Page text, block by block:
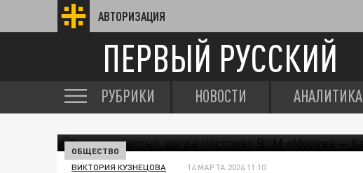
АВТОРИЗАЦИЯ
ПЕРВЫЙ РУССКИЙ
РУБРИКИ НОВОСТИ АНАЛИТИКА
ОБЩЕСТВО
ВИКТОРИЯ КУЗНЕЦОВА 14 МАРТА 2024 11:10